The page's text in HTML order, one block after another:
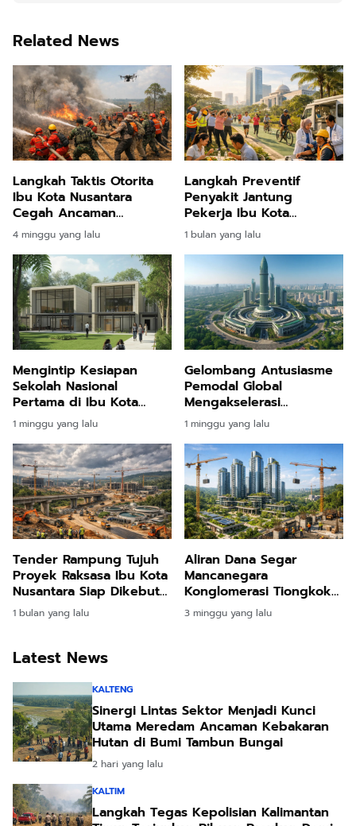
Related News
Langkah Taktis Otorita
Ibu Kota Nusantara
Cegah Ancaman
Kebakaran Lahan Melalui
Latihan Terpadu
4 minggu yang lalu
Langkah Preventif
Penyakit Jantung
Pekerja Ibu Kota
Nusantara Melalui
Transformasi Gaya Hidup
Sehat
1 bulan yang lalu
Mengintip Kesiapan
Sekolah Nasional
Pertama di Ibu Kota
Nusantara yang Siap
Sambut Siswa Perdana
1 minggu yang lalu
Gelombang Antusiasme
Pemodal Global
Mengakselerasi
Pembangunan Kota Masa
Depan di Jantung
Kalimantan
1 minggu yang lalu
Tender Rampung Tujuh
Proyek Raksasa Ibu Kota
Nusantara Siap Dikebut
Pemerintah
1 bulan yang lalu
Aliran Dana Segar
Mancanegara
Konglomerasi Tiongkok
Bangun Hunian Megah
Triliunan Rupiah di
3 minggu yang lalu
Latest News
KALTENG
Sinergi Lintas Sektor Menjadi Kunci
Utama Meredam Ancaman Kebakaran
Hutan di Bumi Tambun Bungai
2 hari yang lalu
KALTIM
Langkah Tegas Kepolisian Kalimantan